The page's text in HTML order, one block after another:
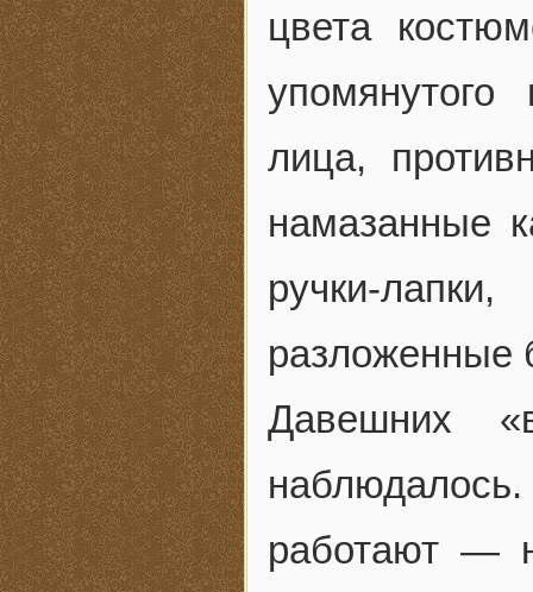
цвета
лица,
намазанные
ручки-
разложенные
Давешних
работают —